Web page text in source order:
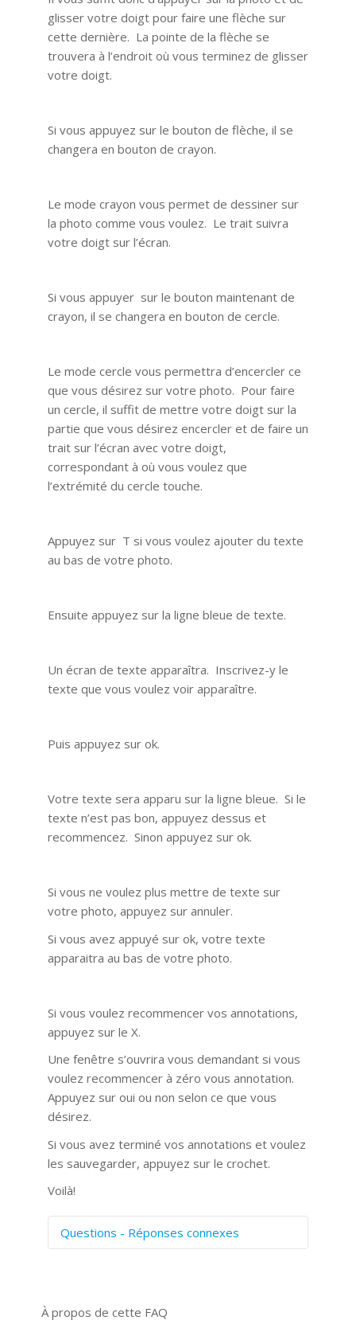
glisser votre doigt pour faire une flèche sur
cette dernière. La pointe de la flèche se
trouvera à l’endroit où vous terminez de glisser
votre doigt.
Si vous appuyez sur le bouton de flèche, il se
changera en bouton de crayon.
Le mode crayon vous permet de dessiner sur
la photo comme vous voulez. Le trait suivra
votre doigt sur l’écran.
Si vous appuyer sur le bouton maintenant de
crayon, il se changera en bouton de cercle.
Le mode cercle vous permettra d’encercler ce
que vous désirez sur votre photo. Pour faire
un cercle, il suffit de mettre votre doigt sur la
partie que vous désirez encercler et de faire un
trait sur l’écran avec votre doigt,
correspondant à où vous voulez que
l’extrémité du cercle touche.
Appuyez sur T si vous voulez ajouter du texte
au bas de votre photo.
Ensuite appuyez sur la ligne bleue de texte.
Un écran de texte apparaîtra. Inscrivez-y le
texte que vous voulez voir apparaître.
Puis appuyez sur ok.
Votre texte sera apparu sur la ligne bleue. Si le
texte n’est pas bon, appuyez dessus et
recommencez. Sinon appuyez sur ok.
Si vous ne voulez plus mettre de texte sur
votre photo, appuyez sur annuler.
Si vous avez appuyé sur ok, votre texte
apparaitra au bas de votre photo.
Si vous voulez recommencer vos annotations,
appuyez sur le X.
Une fenêtre s’ouvrira vous demandant si vous
voulez recommencer à zéro vous annotation.
Appuyez sur oui ou non selon ce que vous
désirez.
Si vous avez terminé vos annotations et voulez
les sauvegarder, appuyez sur le crochet.
Voilà!
Questions - Réponses connexes
Prise de vue 360°
À propos de cette FAQ